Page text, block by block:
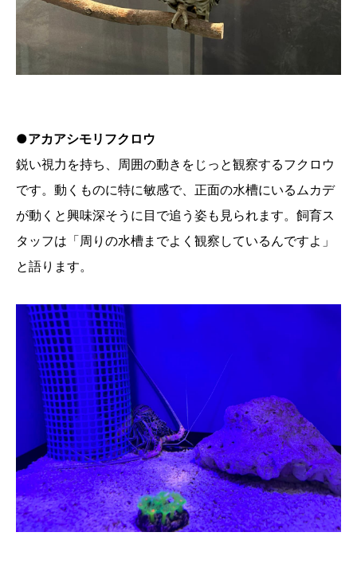
●アカアシモリフクロウ
鋭い視力を持ち、周囲の動きをじっと観察するフクロウ
です。動くものに特に敏感で、正面の水槽にいるムカデ
が動くと興味深そうに目で追う姿も見られます。飼育ス
タッフは「周りの水槽までよく観察しているんですよ」
と語ります。